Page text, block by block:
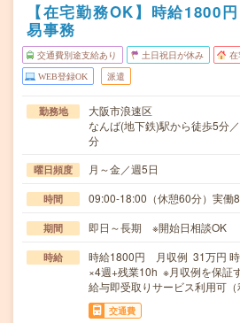
【在宅勤務OK】時給1800
易事務
交通費別途支給あり 土日祝日が休み 在
WEB登録OK 派遣
勤務地
大阪市浪速区
なんば(地下鉄)駅から徒歩5分
分
曜日頻度 月～金／週5日
時間 09:00-18:00（休憩60分）実働
期間 即日～長期 ※開始日相談OK
時給
時給1800円 月収例 31万円
×4週+残業10h ※月収例を保証
給与即受取りサービス利用可（
交通費